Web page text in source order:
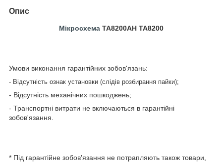
Опис
МікросхемаTA8200AH TA8200
Умови виконання гарантійних зобов'язань:
- Відсутність ознак установки (слідів розбирання пайки);
- Відсутність механічних пошкоджень;
- Транспортні витрати не включаються в гарантійні
зобов'язання.
* Під гарантійне зобов'язання не потрапляють також товари,